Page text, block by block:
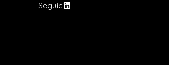
Seguici